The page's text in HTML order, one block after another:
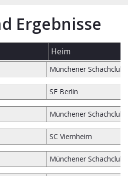
Ergebnisse
Heim
Münchener Schachclub
SF Berlin
Münchener Schachclub
SC Viernheim
Münchener Schachclub